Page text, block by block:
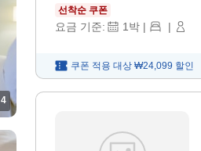
4
선착순 쿠폰
요금 기준: 1 박 | |
쿠폰 적용 대상 ₩24,099 할인